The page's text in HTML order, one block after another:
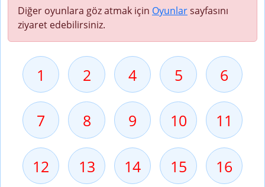
Diğer oyunlara göz atmak için Oyunlarsayfasını
ziyaret edebilirsiniz.
1 2 4 5 6
7 8 9 10 11
12 13 14 15 16